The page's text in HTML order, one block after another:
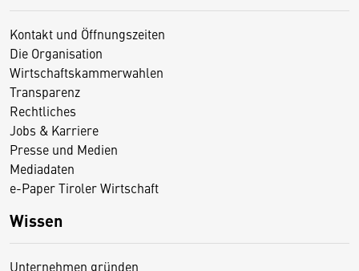
Kontakt und Öffnungszeiten
Die Organisation
Wirtschaftskammerwahlen
Transparenz
Rechtliches
Jobs & Karriere
Presse und Medien
Mediadaten
e-Paper Tiroler Wirtschaft
Wissen
Unternehmen gründen